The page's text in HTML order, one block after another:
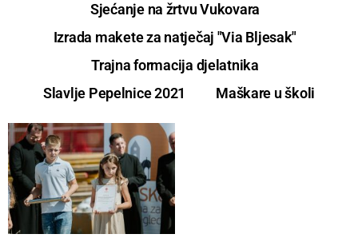
Sjećanje na žrtvu Vukovara
Izrada makete za natječaj "Via Bljesak"
Trajna formacija djelatnika
Slavlje Pepelnice 2021
Maškare u školi